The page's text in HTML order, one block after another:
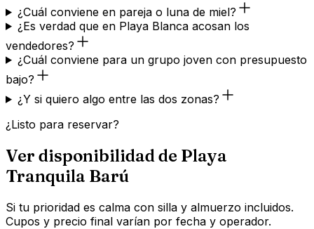
¿Cuál conviene en pareja o luna de miel?
¿Es verdad que en Playa Blanca acosan los
vendedores?
¿Cuál conviene para un grupo joven con presupuesto
bajo?
¿Y si quiero algo entre las dos zonas?
¿Listo para reservar?
Ver disponibilidad de Playa
Tranquila Barú
Si tu prioridad es calma con silla y almuerzo incluidos.
Cupos y precio final varían por fecha y operador.